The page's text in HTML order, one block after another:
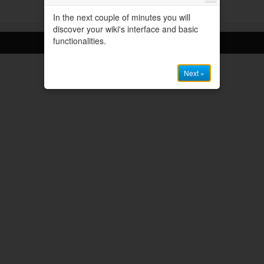
In the next couple of minutes you will
discover your wiki's interface and basic
functionalities.
Next »